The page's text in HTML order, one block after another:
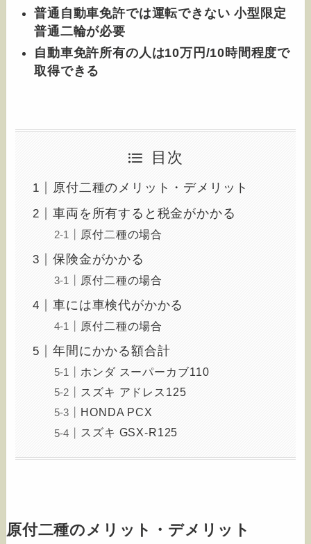
普通自動車免許では運転できない 小型限定
普通二輪が必要
自動車免許所有の人は10万円/10時間程度で
取得できる
目次
原付二種のメリット・デメリット
車両を所有すると税金がかかる
原付二種の場合
保険金がかかる
原付二種の場合
車には車検代がかかる
原付二種の場合
年間にかかる額合計
ホンダ スーパーカブ110
スズキ アドレス125
HONDA PCX
スズキ GSX-R125
原付二種のメリット・デメリット